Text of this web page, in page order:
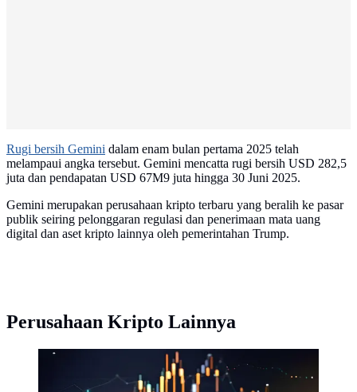
Rugi bersih Gemini dalam enam bulan pertama 2025 telah
melampaui angka tersebut. Gemini mencatta rugi bersih USD 282,5
juta dan pendapatan USD 67M9 juta hingga 30 Juni 2025.
Gemini merupakan perusahaan kripto terbaru yang beralih ke pasar
publik seiring pelonggaran regulasi dan penerimaan mata uang
digital dan aset kripto lainnya oleh pemerintahan Trump.
Perusahaan Kripto Lainnya
Ilustrasi Kripto. (Foto By AI)